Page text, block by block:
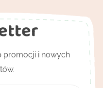
promocji i nowych